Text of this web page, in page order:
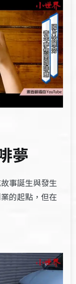
夢
事誕生與發生
的起點，但在